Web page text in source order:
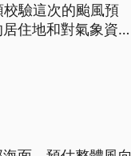
校驗這次的颱風預
住地和對氣象資料